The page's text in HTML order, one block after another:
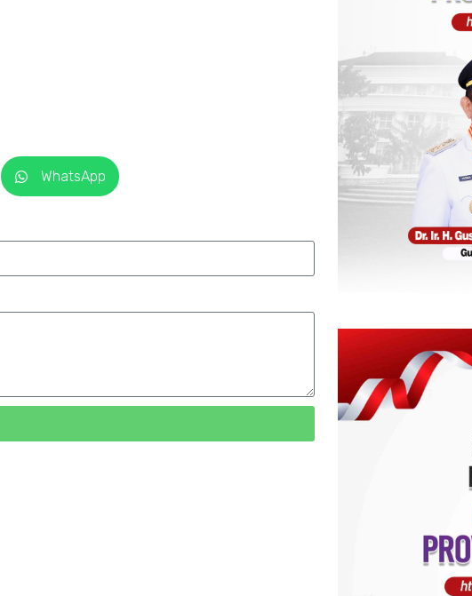
WhatsApp